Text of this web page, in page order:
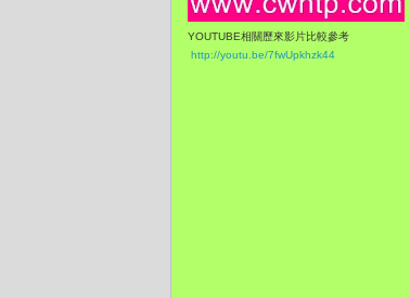
YOUTUBE相關歷來影片比較參考
http://youtu.be/7fwUpkhzk44